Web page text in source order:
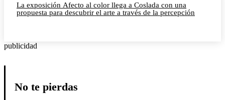
La exposición Afecto al color llega a Coslada con una
propuesta para descubrir el arte a través de la percepción
publicidad
No te pierdas